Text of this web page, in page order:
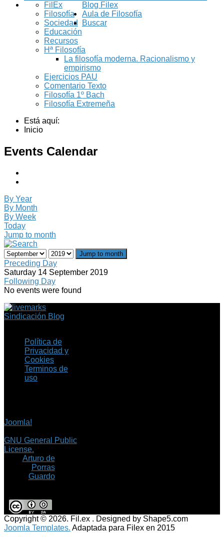
Blog Filex
FilEx
Filosofía
Sociedad
Educación
Recursos
Aula de Filosofía
Hª Filosofía
La filosofía moderna. Racionalismo y
empirismo
Ejercicios PAU
Comentario Texto
Filosofía 1º Bach
Filosofía Extremeña
Buscar
Está aquí:
Inicio
Events Calendar
By Year
By Month
By Week
Today
Jump to month
Jump to month
Preceding Day
Saturday 14 September 2019
Following Day
No events were found
Sindicación Blog
Política de
Privacidad y
Cookies
Terminos de
uso
Joomla!
GNU General Public
License.
Arturo de
Porras
Guardo
Copyright © 2026. Fil.ex . Designed by Shape5.com
Joomla Templates. Adaptada para Filex en 2015